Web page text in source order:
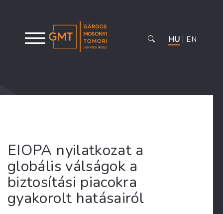
HU EN
EIOPA nyilatkozat a
globális válságok a
biztosítási piacokra
gyakorolt hatásairól